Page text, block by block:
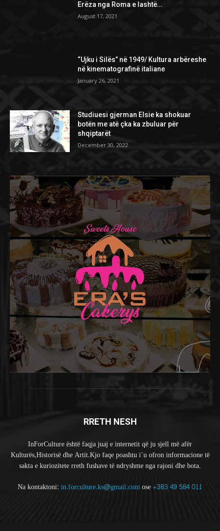
Erëza nga Roma e lashtë…
August 17, 2021
“Ujku i Silës” në 1949/ Kultura arbëreshe
në kinematografinë italiane
January 26, 2021
Studiuesi gjerman Elsie ka shokuar
botën me atë çka ka zbuluar për
shqiptarët
December 30, 2022
RRETH NESH
InForCulture është faqja juaj e internetit që ju sjell më afër
Kulturës,Historisë dhe Artit.Kjo faqe poashtu i`u ofron informacione të
sakta e kuriozitete rreth fushave të ndryshme nga rajoni dhe bota.
Na kontaktoni: in.forculture.ks@gmail.comose+383 49 584 011